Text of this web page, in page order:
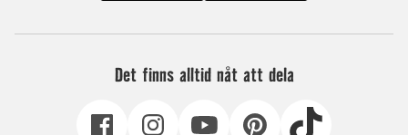
Det finns alltid nåt att dela